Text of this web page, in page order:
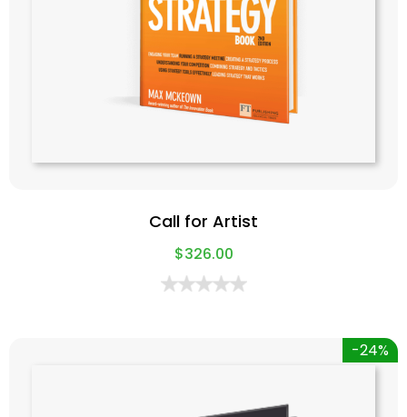
Call for Artist
$326.00
-24%